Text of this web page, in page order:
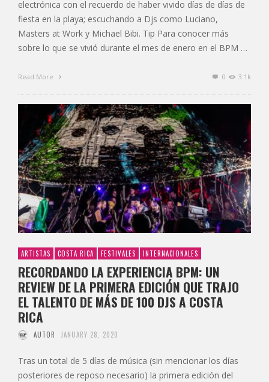
electrónica con el recuerdo de haber vivido días de días de
fiesta en la playa; escuchando a Djs como Luciano,
Masters at Work y Michael Bibi. Tip Para conocer más
sobre lo que se vivió durante el mes de enero en el BPM …
Read More 0 3.1k
ARTISTAS COSTA RICA FESTIVALES INTERNACIONALES
RECORDANDO LA EXPERIENCIA BPM: UN
REVIEW DE LA PRIMERA EDICIÓN QUE TRAJO
EL TALENTO DE MÁS DE 100 DJS A COSTA
RICA
AUTOR JANUARY 28, 2020
Tras un total de 5 días de música (sin mencionar los días
posteriores de reposo necesario) la primera edición del